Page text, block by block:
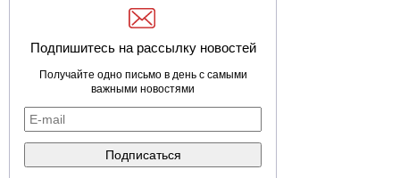
Подпишитесь на рассылку новостей
Получайте одно письмо в день с самыми
важными новостями